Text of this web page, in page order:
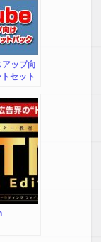
ップ向
セット
所